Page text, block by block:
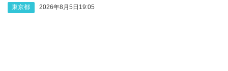
東京都 2026年8月5日19:05